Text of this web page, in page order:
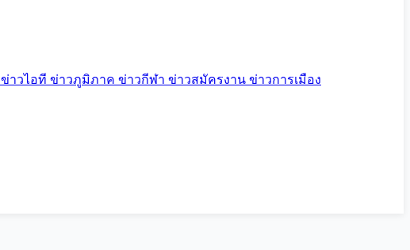
ข่าวไอที ข่าวภูมิภาค ข่าวกีฬา ข่าวสมัครงาน ข่าวการเมือง